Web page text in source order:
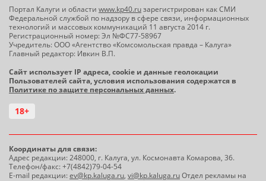
Портал Калуги и области www.kp40.ruзарегистрирован как СМИ
Федеральной службой по надзору в сфере связи, информационных
технологий и массовых коммуникаций 11 августа 2014 г.
Регистрационный номер: Эл №ФС77-58967
Учредитель: ООО «Агентство «Комсомольская правда – Калуга»
Главный редактор: Ивкин В.П.
Сайт использует IP адреса, cookie и данные геолокации
Пользователей сайта, условия использования содержатся в
Политике по защите персональных данных.
18+
Координаты для связи:
Адрес редакции: 248000, г. Калуга, ул. Космонавта Комарова, 36.
Телефон/факс: +7(4842)79-04-54
E-mail редакции:ev@kp.kaluga.ru, vi@kp.kaluga.ruОтдел рекламы на